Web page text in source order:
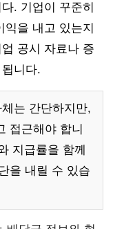
. 기업이 꾸준히
을 내고 있는지
공시 자료나 증
니다.
는 간단하지만,
접근해야 합니
지급률을 함께
을 내릴 수 있습